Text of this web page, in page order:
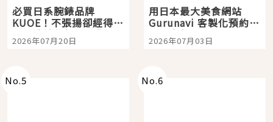
必買日系腕錶品牌
KUOE！不張揚卻經得起
時間洗鍊的經典之作五
選
2026年07月20日
用日本最大美食網站
Gurunavi 客製化預約九
大都市餐廳，打造專屬
美食體驗！
2026年07月03日
No.5 No.6